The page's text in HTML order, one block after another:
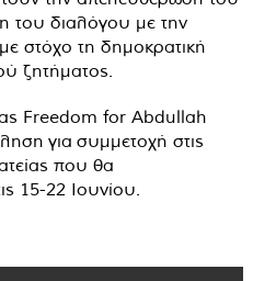
του διαλόγου με την
στόχο τη δημοκρατική
ζητήματος.
Freedom for Abdullah
για συμμετοχή στις
που θα
15-22 Ιουνίου.